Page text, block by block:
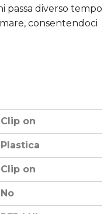
passa diverso tempo
consentendoci
Clip on
Plastica
Clip on
No